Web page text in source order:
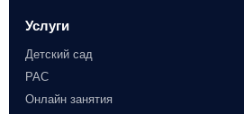
Услуги
Детский сад
РАС
Онлайн занятия